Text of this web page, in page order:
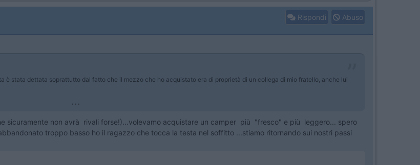
Rispondi Abuso
è stata dettata soprattutto dal fatto che il mezzo che ho acquistato era di proprietà di un collega di mio fratello, anche lui
...
sicuramente non avrà rivali forse!)...volevamo acquistare un camper più "fresco" e più leggero... spero
troppo basso ho il ragazzo che tocca la testa nel soffitto ...stiamo ritornando sui nostri passi